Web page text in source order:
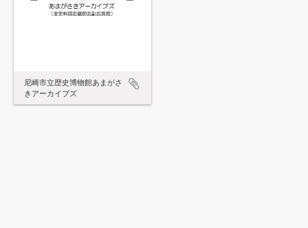
尼崎市立歴史博物館あまがさ
きアーカイブズ